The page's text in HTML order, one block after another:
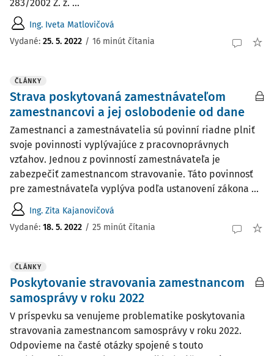
283/2002 Z. z. ...
Ing. Iveta Matlovičová
Vydané: 25. 5. 2022 / 16 minút čítania
ČLÁNKY
Strava poskytovaná zamestnávateľom
zamestnancovi a jej oslobodenie od dane
Zamestnanci a zamestnávatelia sú povinní riadne plniť
svoje povinnosti vyplývajúce z pracovnoprávnych
vzťahov. Jednou z povinností zamestnávateľa je
zabezpečiť zamestnancom stravovanie. Táto povinnosť
pre zamestnávateľa vyplýva podľa ustanovení zákona ...
Ing. Zita Kajanovičová
Vydané: 18. 5. 2022 / 25 minút čítania
ČLÁNKY
Poskytovanie stravovania zamestnancom
samosprávy v roku 2022
V príspevku sa venujeme problematike poskytovania
stravovania zamestnancom samosprávy v roku 2022.
Odpovieme na časté otázky spojené s touto